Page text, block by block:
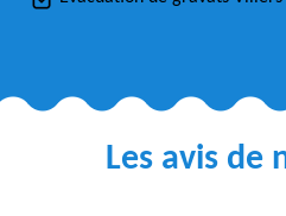
Les avis de